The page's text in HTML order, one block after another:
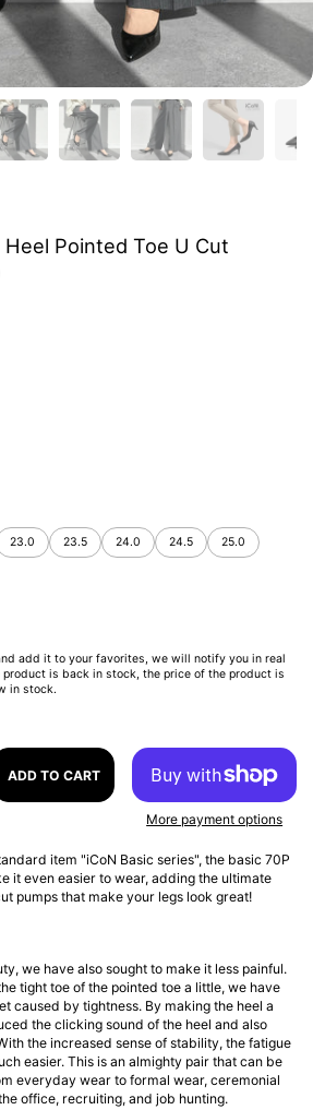
Heel Pointed Toe U Cut
23.0 23.5 24.0 24.5 25.0
add it to your favorites, we will notify you in real
product is back in stock, the price of the product is
in stock.
ADD TO CART
More payment options
item "iCoN Basic series", the basic 70P
it even easier to wear, adding the ultimate
pumps that make your legs look great!
we have also sought to make it less painful.
tight toe of the pointed toe a little, we have
caused by tightness. By making the heel a
the clicking sound of the heel and also
the increased sense of stability, the fatigue
easier. This is an almighty pair that can be
everyday wear to formal wear, ceremonial
office, recruiting, and job hunting.